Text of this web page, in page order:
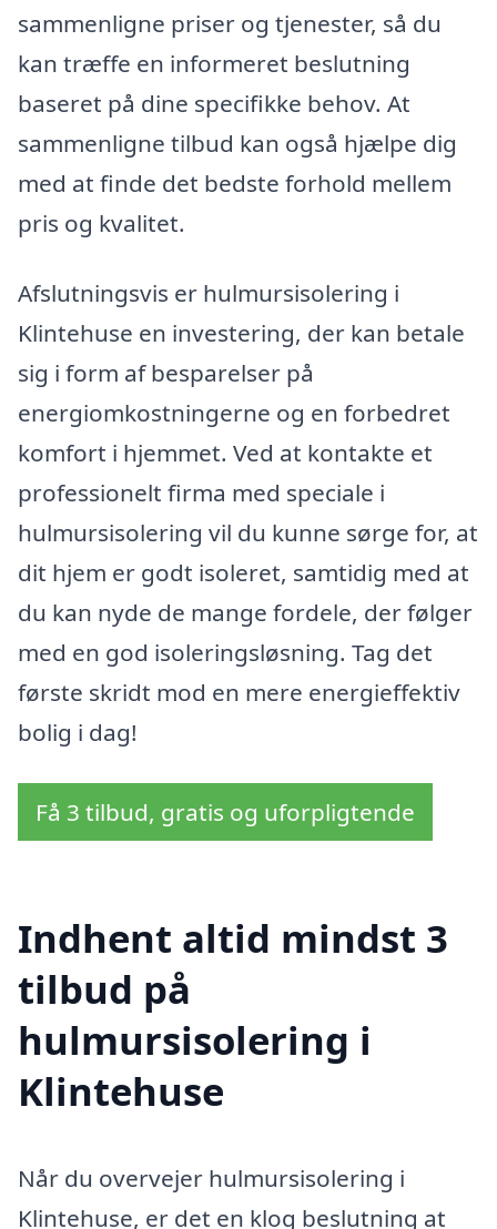
sammenligne priser og tjenester, så du
kan træffe en informeret beslutning
baseret på dine specifikke behov. At
sammenligne tilbud kan også hjælpe dig
med at finde det bedste forhold mellem
pris og kvalitet.
Afslutningsvis er hulmursisolering i
Klintehuse en investering, der kan betale
sig i form af besparelser på
energiomkostningerne og en forbedret
komfort i hjemmet. Ved at kontakte et
professionelt firma med speciale i
hulmursisolering vil du kunne sørge for, at
dit hjem er godt isoleret, samtidig med at
du kan nyde de mange fordele, der følger
med en god isoleringsløsning. Tag det
første skridt mod en mere energieffektiv
bolig i dag!
Få 3 tilbud, gratis og uforpligtende
Indhent altid mindst 3
tilbud på
hulmursisolering i
Klintehuse
Når du overvejer hulmursisolering i
Klintehuse, er det en klog beslutning at